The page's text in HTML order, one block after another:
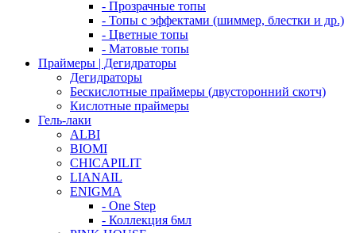
- Прозрачные топы
- Топы с эффектами (шиммер, блестки и др.)
- Цветные топы
- Матовые топы
Праймеры | Дегидраторы
Дегидраторы
Бескислотные праймеры (двусторонний скотч)
Кислотные праймеры
Гель-лаки
ALBI
BIOMI
CHICAPILIT
LIANAIL
ENIGMA
- One Step
- Коллекция 6мл